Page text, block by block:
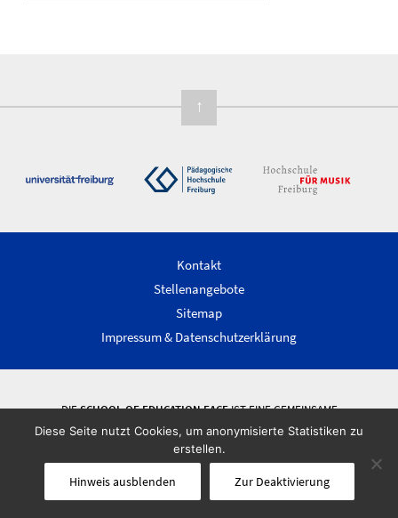
↑
Kontakt
Stellenangebote
Sitemap
Impressum & Datenschutzerklärung
DIESCHOOL OF EDUCATION FACEIST EINE GEMEINSAME
WISSENSCHAFTLICHE EINRICHTUNG DER ALBERT-LUDWIGS-UNIVERSITÄT
FREIBURG, DER PÄDAGOGISCHEN HOCHSCHULE FREIBURG UND DER
HOCHSCHULE FÜR MUSIK FREIBURG.
Diese Seite nutzt Cookies, um anonymisierte Statistiken zu
erstellen.
Hinweis ausblenden Zur Deaktivierung